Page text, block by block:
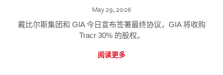
May 29, 2026
戴比尔斯集团和 GIA 今日宣布签署最终协议，GIA 将收购
Tracr 30% 的股权。
阅读更多